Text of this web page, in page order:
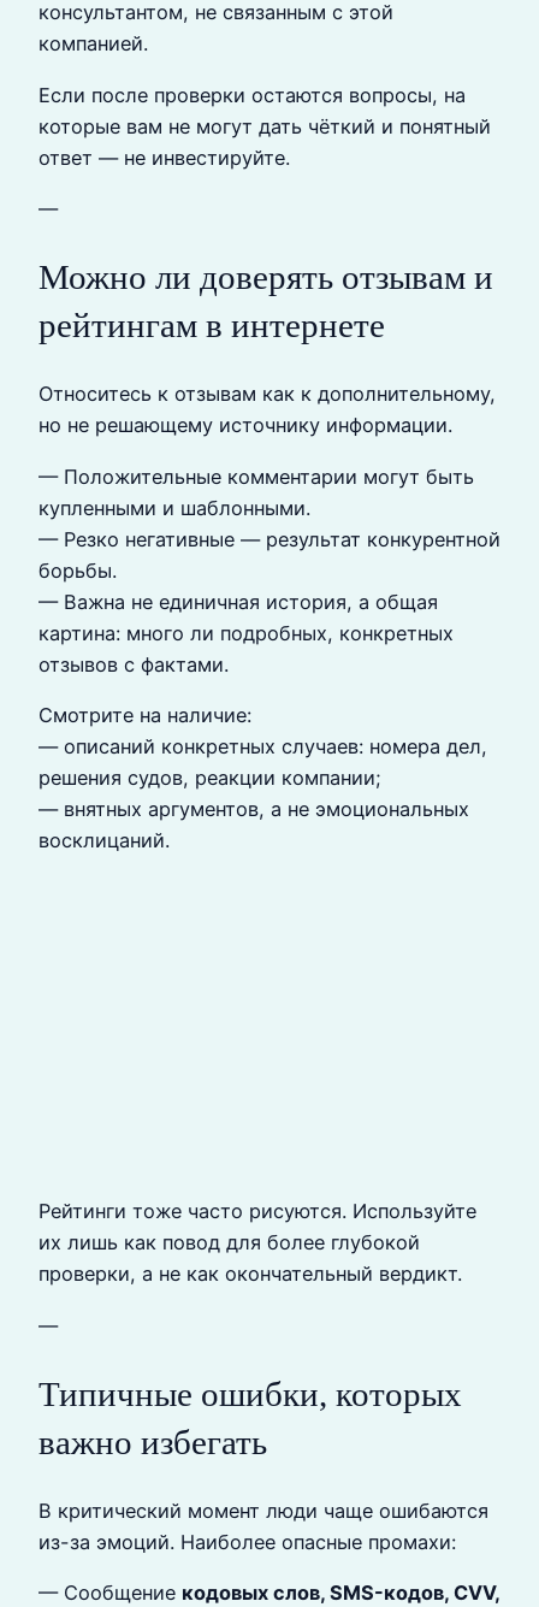
консультантом, не связанным с этой
компанией.
Если после проверки остаются вопросы, на
которые вам не могут дать чёткий и понятный
ответ — не инвестируйте.
—
Можно ли доверять отзывам и
рейтингам в интернете
Относитесь к отзывам как к дополнительному,
но не решающему источнику информации.
— Положительные комментарии могут быть
купленными и шаблонными.
— Резко негативные — результат конкурентной
борьбы.
— Важна не единичная история, а общая
картина: много ли подробных, конкретных
отзывов с фактами.
Смотрите на наличие:
— описаний конкретных случаев: номера дел,
решения судов, реакции компании;
— внятных аргументов, а не эмоциональных
восклицаний.
Рейтинги тоже часто рисуются. Используйте
их лишь как повод для более глубокой
проверки, а не как окончательный вердикт.
—
Типичные ошибки, которых
важно избегать
В критический момент люди чаще ошибаются
из-за эмоций. Наиболее опасные промахи:
— Сообщение кодовых слов, SMS-кодов, CVV,